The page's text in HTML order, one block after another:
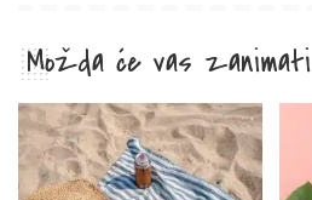
Možda će vas zanimati